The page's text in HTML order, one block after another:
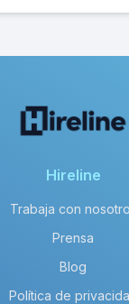
Hireline
Trabaja con
Prensa
Blog
Política de